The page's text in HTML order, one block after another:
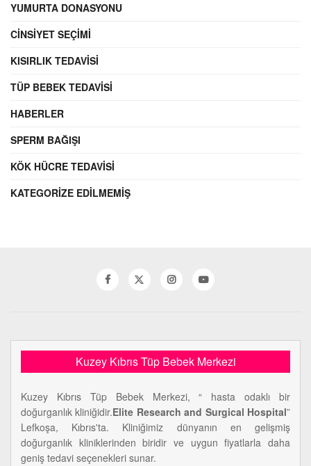
YUMURTA DONASYONU
CINSIYET SEÇIMI
KISIRLIK TEDAVISI
TÜP BEBEK TEDAVISI
HABERLER
SPERM BAĞIŞI
KÖK HÜCRE TEDAVISI
KATEGORIZE EDILMEMIŞ
Kuzey Kıbrıs Tüp Bebek Merkezi
Kuzey Kıbrıs Tüp Bebek Merkezi, “ hasta odaklı bir
doğurganlık kliniğidir.Elite Research and Surgical Hospital”
Lefkoşa, Kıbrıs'ta. Kliniğimiz dünyanın en gelişmiş
doğurganlık kliniklerinden biridir ve uygun fiyatlarla daha
geniş tedavi seçenekleri sunar.